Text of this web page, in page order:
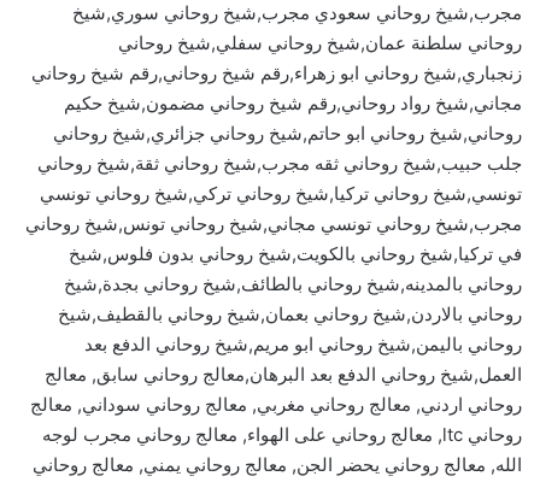
مجرب,شيخ روحاني سعودي مجرب,شيخ روحاني سوري,شيخ
روحاني سلطنة عمان,شيخ روحاني سفلي,شيخ روحاني
زنجباري,شيخ روحاني ابو زهراء,رقم شيخ روحاني,رقم شيخ روحاني
مجاني,شيخ رواد روحاني,رقم شيخ روحاني مضمون,شيخ حكيم
روحاني,شيخ روحاني ابو حاتم,شيخ روحاني جزائري,شيخ روحاني
جلب حبيب,شيخ روحاني ثقه مجرب,شيخ روحاني ثقة,شيخ روحاني
تونسي,شيخ روحاني تركيا,شيخ روحاني تركي,شيخ روحاني تونسي
مجرب,شيخ روحاني تونسي مجاني,شيخ روحاني تونس,شيخ روحاني
في تركيا,شيخ روحاني بالكويت,شيخ روحاني بدون فلوس,شيخ
روحاني بالمدينه,شيخ روحاني بالطائف,شيخ روحاني بجدة,شيخ
روحاني بالاردن,شيخ روحاني بعمان,شيخ روحاني بالقطيف,شيخ
روحاني باليمن,شيخ روحاني ابو مريم,شيخ روحاني الدفع بعد
العمل,شيخ روحاني الدفع بعد البرهان,معالج روحاني سابق, معالج
روحاني اردني, معالج روحاني مغربي, معالج روحاني سوداني, معالج
روحاني ltc, معالج روحاني على الهواء, معالج روحاني مجرب لوجه
الله, معالج روحاني يحضر الجن, معالج روحاني يمني, معالج روحاني